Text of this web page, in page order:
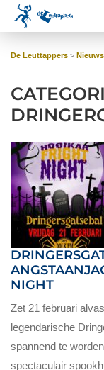
De Leuttappers > Nieuws
NIGHT
Zet 21 februari
legendarische
spannend te
spectaculair